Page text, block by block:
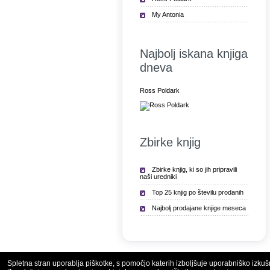
Spletna stran uporablja piškotke, s pomočjo katerih izboljšuje uporabniško
My Antonia
Najbolj iskana knjiga
dneva
Ross Poldark
Zbirke knjig
Zbirke knjig, ki so jih pripravili
naši uredniki
Top 25 knjig po številu prodanih
Najbolj prodajane knjige meseca